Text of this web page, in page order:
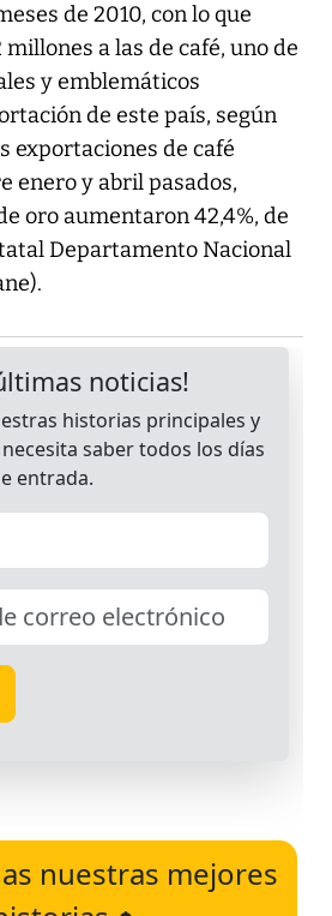
de 2010, con lo que
a las de café, uno de
y emblemáticos
de este país, según
exportaciones de café
enero y abril pasados,
oro aumentaron 42,4%, de
Departamento Nacional
nuestras mejores